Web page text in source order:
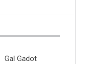
Gal Gadot